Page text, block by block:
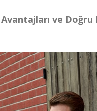
ve Doğru